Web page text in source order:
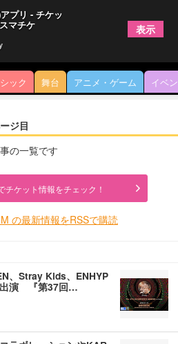
ック 舞台 アニメ・ゲーム イベ
ジ目
の一覧です
チケット情報をチェック！
の最新情報をRSSで購読
、Stray Kids、ENHYP
出演 『第37回…
プリ - チケッ
マチケ 表示